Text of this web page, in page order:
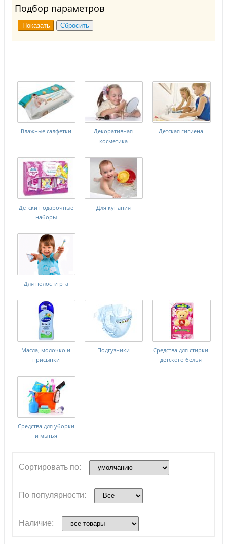
Подбор параметров
Влажные салфетки
Декоративная
косметика
Детская гигиена
Детски подарочные
наборы
Для купания
Для полости рта
Масла, молочко и
присыпки
Подгузники
Средства для стирки
детского белья
Средства для уборки
и мытья
Сортировать по:
По популярности:
Наличие: